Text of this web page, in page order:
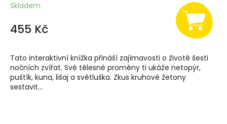
Skladem
455 Kč
Tato interaktivní knížka přináší zajímavosti o životě šesti
nočních zvířat. Své tělesné proměny ti ukáže netopýr,
puštík, kuna, lišaj a světluška. Zkus kruhové žetony
sestavit...